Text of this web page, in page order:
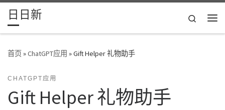
Skip to content
日日新
Search
首页»ChatGPT应用 »Gift Helper 礼物助手
CHATGPT应用
Gift Helper 礼物助手